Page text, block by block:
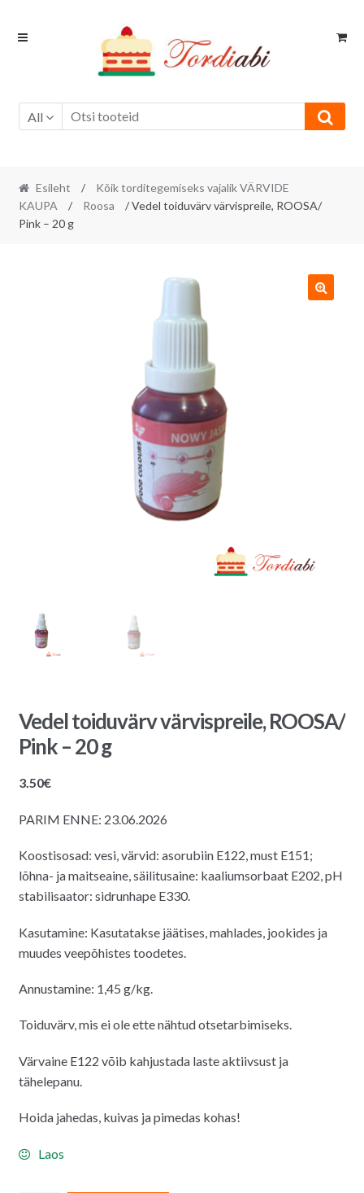
Skip
Skip
All
Esileht /
Kõik torditegemiseks vajalik VÄRVIDE
KAUPA
/ Roosa
/ Vedel toiduvärv värvispreile, ROOSA/
Pink – 20 g
Vedel toiduvärv värvispreile, ROOSA/
Pink – 20 g
3.50€
PARIM ENNE: 23.06.2026
Koostisosad: vesi, värvid: asorubiin E122, must E151;
lõhna- ja maitseaine, säilitusaine: kaaliumsorbaat E202, pH
stabilisaator: sidrunhape E330.
Kasutamine: Kasutatakse jäätises, mahlades, jookides ja
muudes veepõhistes toodetes.
Annustamine: 1,45 g/kg.
Toiduvärv, mis ei ole ette nähtud otsetarbimiseks.
Värvaine E122 võib kahjustada laste aktiivsust ja
tähelepanu.
Hoida jahedas, kuivas ja pimedas kohas!
Laos